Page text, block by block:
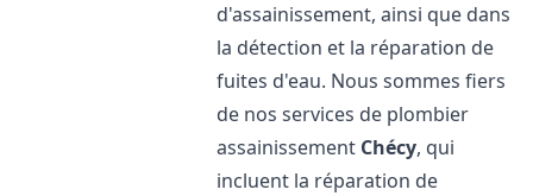
d'assainissement, ainsi que dans
la détection et la réparation de
fuites d'eau. Nous sommes fiers
de nos services de plombier
assainissement Chécy, qui
incluent la réparation de